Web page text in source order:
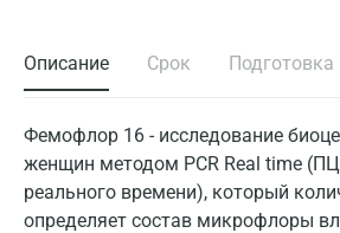
Описание Срок Подготовка
Фемофлор 16 - исследование
женщин методом PCR Real time
реального времени), который
определяет состав микрофлоры